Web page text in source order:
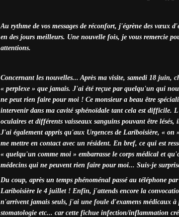
Au rythme de vos messages de réconfort, j'égrène des vœux
en des jours meilleurs. Une nouvelle fois, je vous remercie
attentions.
Concernant les nouvelles... Après ma visite, samedi 18 juin,
« perplexe » que jamais. J'ai été reçue par quelqu'un qui
ne peut rien faire pour moi ! Ce monsieur a beau être
intervenir dans ma cavité sphénoïdale tant cela est difficile.
oculaires et différents vaisseaux sanguins pouvant être lésés,
J'ai également appris qu'aux Urgences de Lariboisière, « on
me mettre en contact avec un résident. En bref, ce qui est
« quelqu'un comme moi » embarrasse le corps médical et
médecins qui ne peuvent rien faire pour moi... Suis-je
Du coup, après un temps phénoménal passé au téléphone
Lariboisière le 4 juillet ! Enfin, j'attends encore la
n'arrivent jamais seuls, j'ai une foule d'examens médicaux à
stomatologie etc... car cette fichue infection/inflammation